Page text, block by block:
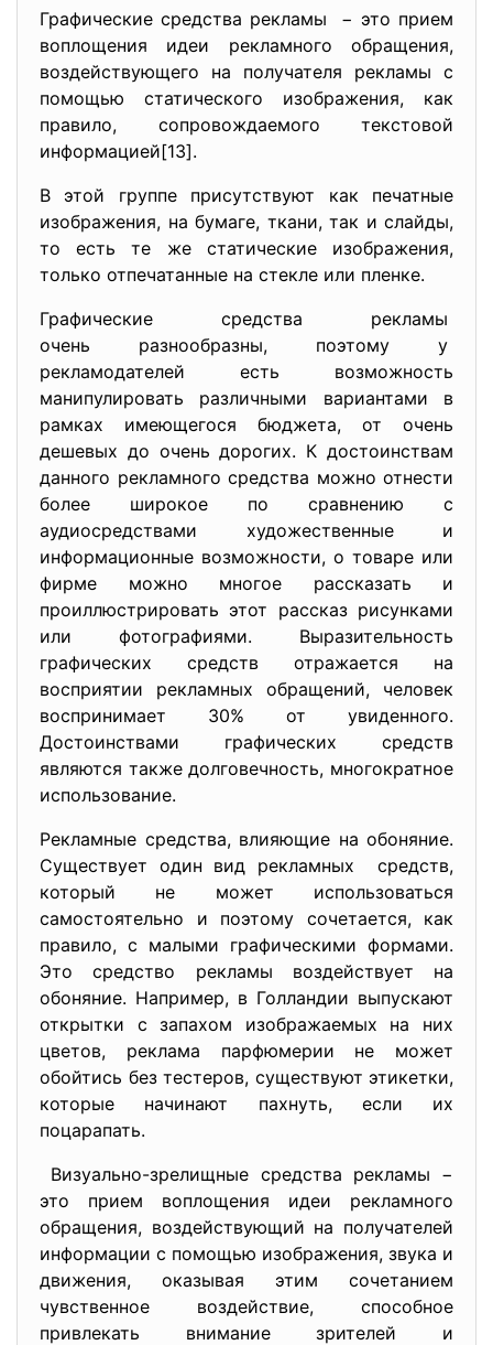
Графические средства рекламы − это прием
воплощения идеи рекламного обращения,
воздействующего на получателя рекламы с
помощью статического изображения, как
правило, сопровождаемого текстовой
информацией[13].
В этой группе присутствуют как печатные
изображения, на бумаге, ткани, так и слайды,
то есть те же статические изображения,
только отпечатанные на стекле или пленке.
Графические средства рекламы
очень разнообразны, поэтому у
рекламодателей есть возможность
манипулировать различными вариантами в
рамках имеющегося бюджета, от очень
дешевых до очень дорогих. К достоинствам
данного рекламного средства можно отнести
более широкое по сравнению с
аудиосредствами художественные и
информационные возможности, о товаре или
фирме можно многое рассказать и
проиллюстрировать этот рассказ рисунками
или фотографиями. Выразительность
графических средств отражается на
восприятии рекламных обращений, человек
воспринимает 30% от увиденного.
Достоинствами графических средств
являются также долговечность, многократное
использование.
Рекламные средства, влияющие на обоняние.
Существует один вид рекламных средств,
который не может использоваться
самостоятельно и поэтому сочетается, как
правило, с малыми графическими формами.
Это средство рекламы воздействует на
обоняние. Например, в Голландии выпускают
открытки с запахом изображаемых на них
цветов, реклама парфюмерии не может
обойтись без тестеров, существуют этикетки,
которые начинают пахнуть, если их
поцарапать.
Визуально-зрелищные средства рекламы −
это прием воплощения идеи рекламного
обращения, воздействующий на получателей
информации с помощью изображения, звука и
движения, оказывая этим сочетанием
чувственное воздействие, способное
привлекать внимание зрителей и